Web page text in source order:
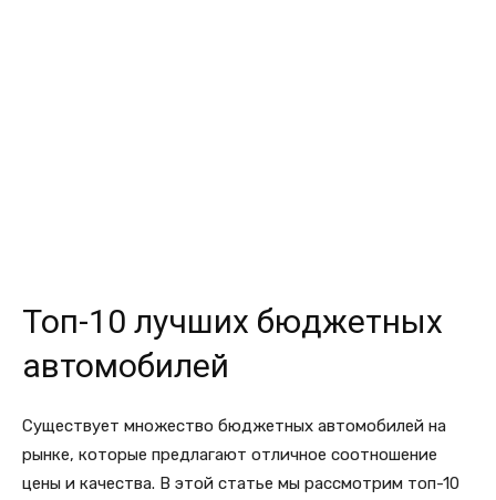
Топ-10 лучших бюджетных
автомобилей
Существует множество бюджетных автомобилей на
рынке, которые предлагают отличное соотношение
цены и качества. В этой статье мы рассмотрим топ-10